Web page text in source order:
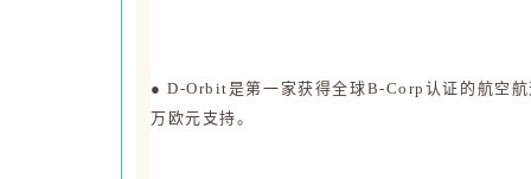
● D-Orbit是第一家获得全球B-Corp认证的航空
万欧元支持。